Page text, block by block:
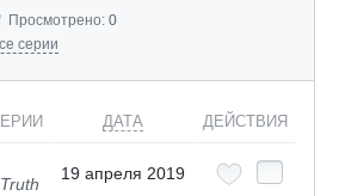
Просмотрено: 0
серии
ДАТА ДЕЙСТВИЯ
19 апреля 2019